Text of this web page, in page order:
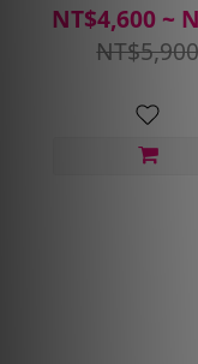
NT$4,600 ~
NT$5,900